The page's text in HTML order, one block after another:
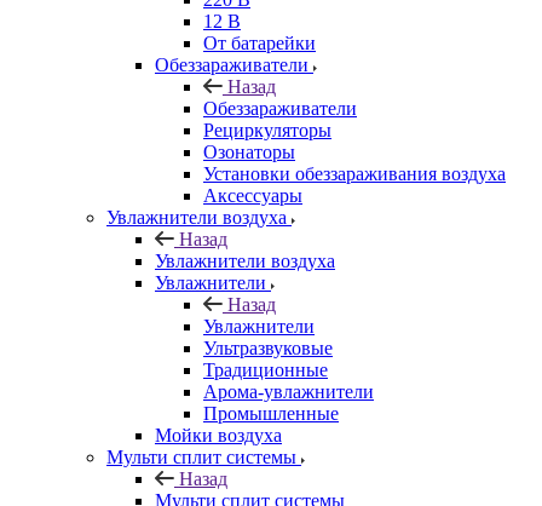
12 В
От батарейки
Обеззараживатели
Назад
Обеззараживатели
Рециркуляторы
Озонаторы
Установки обеззараживания воздуха
Аксессуары
Увлажнители воздуха
Назад
Увлажнители воздуха
Увлажнители
Назад
Увлажнители
Ультразвуковые
Традиционные
Арома-увлажнители
Промышленные
Мойки воздуха
Мульти сплит системы
Назад
Мульти сплит системы